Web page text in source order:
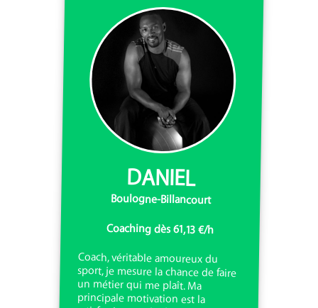
DANIEL
Boulogne-Billancourt
Coaching dès 61,13 €/h
Coach, véritable amoureux du
sport, je mesure la chance de faire
un métier qui me plaît. Ma
principale motivation est la
satisfaction totale de mes clients
pour qui je crée des programmes
d'entraînement personnalisés,
après une sérieuse évaluation lors
de la première séance. Venez me
retrouver sur Boulogne-
Billancourt, ensemble tout est